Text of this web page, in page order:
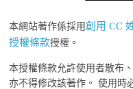
本網站著作係採用創用 CC
授權條款授權。
本授權條款允許使用者散布
亦不得修改該著作。 使用時